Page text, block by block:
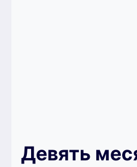
Девять